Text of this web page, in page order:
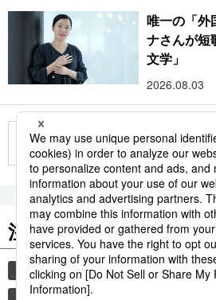
唯一の「外
ナさんが短
文学」
2026.08.03
もっと見る
注目のキーワード
共同通信ニュース 時事通信ニュ